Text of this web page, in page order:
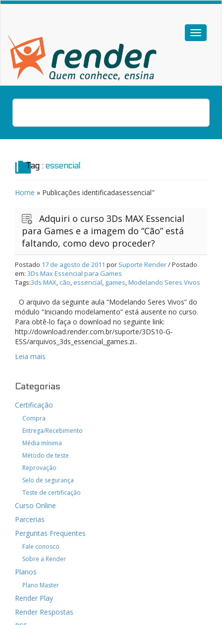
Tag :essencial
Home » Publicações identificadasessencial"
Adquiri o curso 3Ds MAX Essencial
para Games e a imagem do “Cão” está
faltando, como devo proceder?
Postado 17 de agosto de 2011 por Suporte Render/ Postado
em: 3Ds Max Essencial para Games
Tags:3ds MAX, cão, essencial, games,Modelando Seres Vivos
O arquivo da seguinte aula “Modelando Seres Vivos” do
módulo “Iniciando modelamento” está ausente no curso.
Para obtê-lo faça o download no seguinte link:
http://download.render.com.br/suporte/3DS10-G-
ESS/arquivos_3ds_essencial_games.zi..
Leia mais
Categorias
Certificação
Compra
Entrega/Recebimento
Média mínima
Método de teste
Reprovação
Selo de segurança
Teste de certificação
Curso Online
Parcerias
Perguntas Frequentes
Fale conosco
Sobre a Render
Planos
Plano Master
Render Play
Render Respostas